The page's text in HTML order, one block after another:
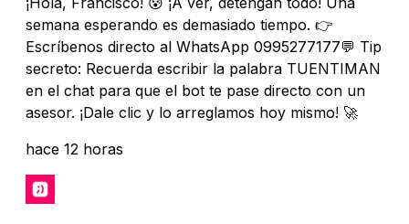
semana esperando es demasiado tiempo. 👉
Escríbenos directo al WhatsApp 0995277177💬 Tip
secreto: Recuerda escribir la palabra TUENTIMAN
en el chat para que el bot te pase directo con un
asesor. ¡Dale clic y lo arreglamos hoy mismo! 🚀
hace 12 horas